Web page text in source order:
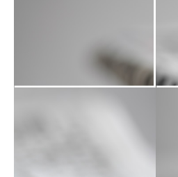
Umami
ΓΑΣΤΡΟΝΟΜΟΣ